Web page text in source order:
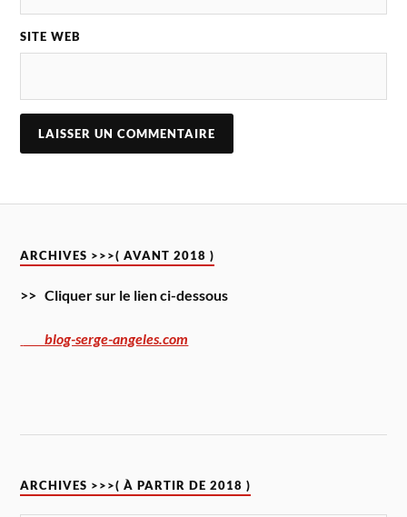
SITE WEB
ARCHIVES >>>( AVANT 2018 )
>> Cliquer sur le lien ci-dessous
blog-serge-angeles.com
ARCHIVES >>>( À PARTIR DE 2018 )